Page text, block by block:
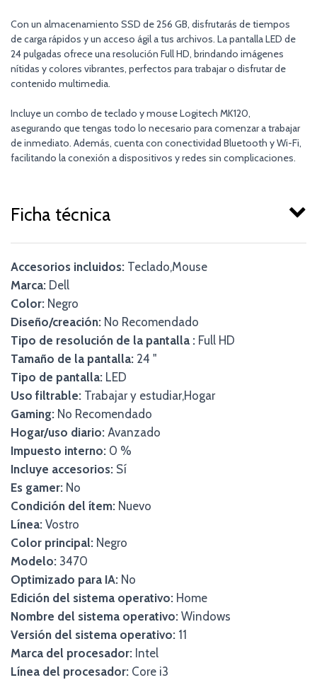
Con un almacenamiento SSD de 256 GB, disfrutarás de tiempos
de carga rápidos y un acceso ágil a tus archivos. La pantalla LED de
24 pulgadas ofrece una resolución Full HD, brindando imágenes
nítidas y colores vibrantes, perfectos para trabajar o disfrutar de
contenido multimedia.
Incluye un combo de teclado y mouse Logitech MK120,
asegurando que tengas todo lo necesario para comenzar a trabajar
de inmediato. Además, cuenta con conectividad Bluetooth y Wi-Fi,
facilitando la conexión a dispositivos y redes sin complicaciones.
Ficha técnica
Accesorios incluidos: Teclado,Mouse
Marca: Dell
Color: Negro
Diseño/creación: No Recomendado
Tipo de resolución de la pantalla : Full HD
Tamaño de la pantalla: 24 "
Tipo de pantalla: LED
Uso filtrable: Trabajar y estudiar,Hogar
Gaming: No Recomendado
Hogar/uso diario: Avanzado
Impuesto interno: 0 %
Incluye accesorios: Sí
Es gamer: No
Condición del ítem: Nuevo
Línea: Vostro
Color principal: Negro
Modelo: 3470
Optimizado para IA: No
Edición del sistema operativo: Home
Nombre del sistema operativo: Windows
Versión del sistema operativo: 11
Marca del procesador: Intel
Línea del procesador: Core i3